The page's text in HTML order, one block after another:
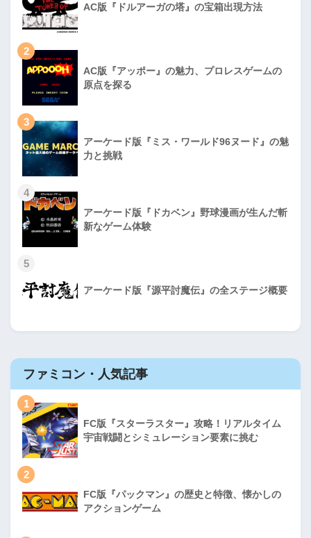
AC版『ドルアーガの塔』の宝箱出現方法
2
AC版『アッポー』の魅力、プロレスゲームの
原点を探る
3
アーケード版『ミス・ワールド96ヌード』の魅
力と挑戦
4
アーケード版『ドカベン』野球漫画が生んだ斬
新なゲーム体験
5
アーケード版『源平討魔伝』の全ステージ概要
ファミコン・人気記事
1
FC版『スターラスター』攻略！リアルタイム
宇宙戦闘とシミュレーション要素に挑む
2
FC版『パックマン』の歴史と特徴、懐かしの
アクションゲーム